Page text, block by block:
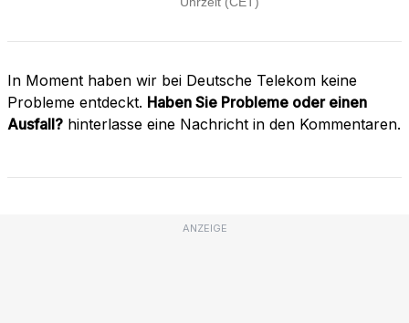
In Moment haben wir bei Deutsche Telekom keine
Probleme entdeckt. Haben Sie Probleme oder einen
Ausfall? hinterlasse eine Nachricht in den Kommentaren.
ANZEIGE